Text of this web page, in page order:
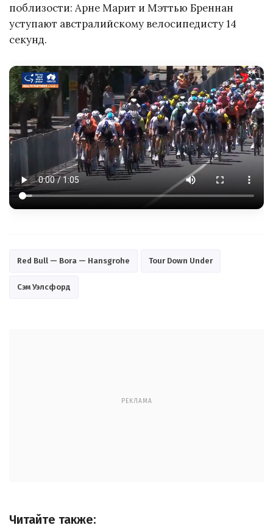
поблизости: Арне Марит и Мэттью Бреннан
уступают австралийскому велосипедисту 14
секунд.
Red Bull — Bora — Hansgrohe Tour Down Under
Сэм Уэлсфорд
РЕКЛАМА
Читайте также: